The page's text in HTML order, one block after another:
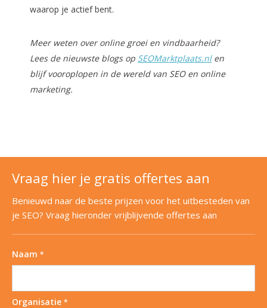
waarop je actief bent.
Meer weten over online groei en vindbaarheid?
Lees de nieuwste blogs op SEOMarktplaats.nlen
blijf vooroplopen in de wereld van SEO en online
marketing.
Vraag hier je gratis offertes aan
Benieuwd naar de beste prijzen voor het uitbesteden van
je SEO? Vraag hieronder vrijblijvende offertes aan
Naam *
Organisatie *